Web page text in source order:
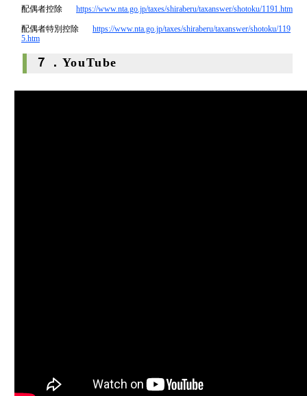
配偶者控除 https://www.nta.go.jp/taxes/shiraberu/taxanswer/shotoku/1191.htm
5.htm